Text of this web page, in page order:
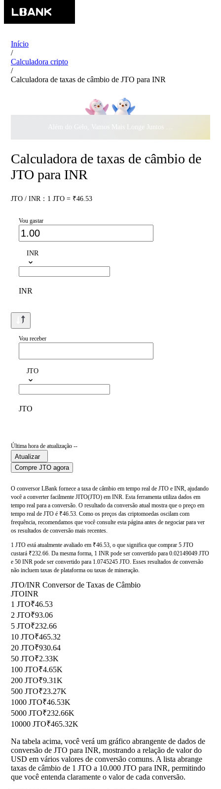
Início
/
Calculadora cripto
/
Calculadora de taxas de câmbio de JTO para INR
Além do Gelo, Vamos Mais Longe Juntos ·$500.000
Calculadora de taxas de câmbio de
JTO para INR
JTO / INR：1 JTO = ₹46.53
Vou gastar
INR
INR
Vou receber
JTO
JTO
Última hora de atualização --
Atualizar
Compre JTO agora
O conversor LBank fornece a taxa de câmbio em tempo real de JTO e INR, ajudando
você a converter facilmente JITO(JTO) em INR. Esta ferramenta utiliza dados em
tempo real para a conversão. O resultado da conversão atual mostra que o preço em
tempo real de JTO é ₹46.53. Como os preços das criptomoedas oscilam com
frequência, recomendamos que você consulte esta página antes de negociar para ver
os resultados de conversão mais recentes.
1 JTO está atualmente avaliado em ₹46.53, o que significa que comprar 5 JTO
custará ₹232.66. Da mesma forma, 1 INR pode ser convertido para 0.02149049 JTO
e 50 INR pode ser convertido para 1.0745245 JTO. Esses resultados de conversão
não incluem taxas de plataforma ou taxas de mineração.
JTO/INR Conversor de Taxas de Câmbio
JTOINR
1 JTO₹46.53
2 JTO₹93.06
5 JTO₹232.66
10 JTO₹465.32
20 JTO₹930.64
50 JTO₹2.33K
100 JTO₹4.65K
200 JTO₹9.31K
500 JTO₹23.27K
1000 JTO₹46.53K
5000 JTO₹232.66K
10000 JTO₹465.32K
Na tabela acima, você verá um gráfico abrangente de dados de
conversão de JTO para INR, mostrando a relação de valor do
USD em vários valores de conversão comuns. A lista abrange
taxas de câmbio de 1 JTO a 10.000 JTO para INR, permitindo
que você entenda claramente o valor de cada conversão.